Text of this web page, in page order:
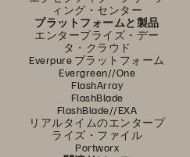
ィング・センター
プラットフォームと製品
エンタープライズ・デー
タ・クラウド
Everpure プラットフォーム
Evergreen//One
FlashArray
FlashBlade
FlashBlade//EXA
リアルタイムのエンタープ
ライズ・ファイル
Portworx